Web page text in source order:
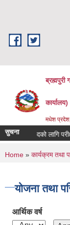
ब्रह्मपुरी
कार्यालय)
मधेश
सुचनापदको लागि परीक्षा
You are
Home » कार्यक्रम तथा
योजना तथा
आर्थिक वर्ष